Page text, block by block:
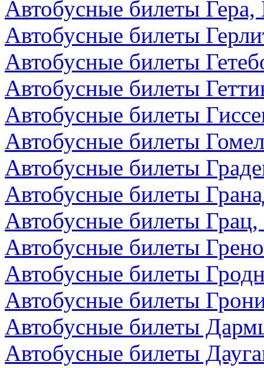
Автобусные билеты Гера,
Автобусные билеты
Автобусные билеты
Автобусные билеты
Автобусные билеты
Автобусные билеты
Автобусные билеты
Автобусные билеты
Автобусные билеты
Автобусные билеты
Автобусные билеты
Автобусные билеты
Автобусные билеты
Автобусные билеты